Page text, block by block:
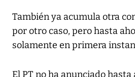
También ya acumula otra
por otro caso, pero hasta
solamente en primera
El PT no ha anunciado